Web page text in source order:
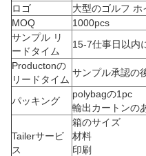
ロゴ
大型のゴルフ ホ
MOQ
1000pcs
サンプル リ
ードタイム
15-7仕事日以内
Productonの
リードタイム
サンプル承認の
パッキング
polybagの1pc
輸出カートンの
Tailerサービ
ス
箱のサイズ
材料
印刷